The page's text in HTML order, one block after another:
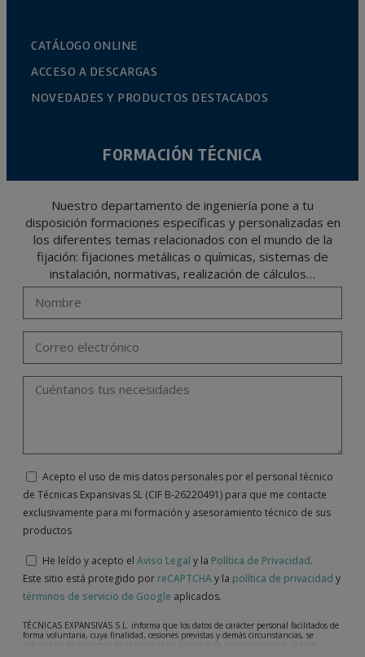
CATÁLOGO ONLINE
ACCESO A DESCARGAS
NOVEDADES Y PRODUCTOS DESTACADOS
FORMACIÓN TÉCNICA
Nuestro departamento de ingeniería pone a tu
disposición formaciones específicas y personalizadas en
los diferentes temas relacionados con el mundo de la
fijación: fijaciones metálicas o químicas, sistemas de
instalación, normativas, realización de cálculos…
Acepto el uso de mis datos personales por el personal técnico
de Técnicas Expansivas SL (CIF B-26220491) para que me contacte
exclusivamente para mi formación y asesoramiento técnico de sus
productos
He leído y acepto el Aviso Legal y la Política de Privacidad.
Este sitio está protegido por reCAPTCHAy la política de privacidad y
términos de servicio de Google aplicados.
TÉCNICAS EXPANSIVAS S.L. informa que los datos de carácter personal facilitados de
forma voluntaria, cuya finalidad, cesiones previstas y demás circunstancias, se
informa en el momento de la recogida de los datos de carácter personal, si bien,